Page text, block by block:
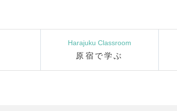
Harajuku Classroom
原宿で学ぶ